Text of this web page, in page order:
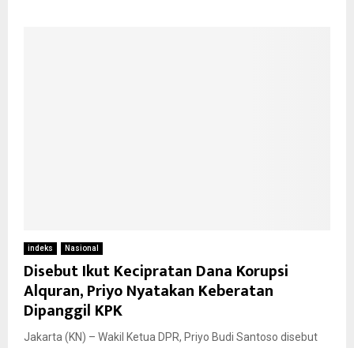
indeks Nasional
Disebut Ikut Kecipratan Dana Korupsi
Alquran, Priyo Nyatakan Keberatan
Dipanggil KPK
Jakarta (KN) – Wakil Ketua DPR, Priyo Budi Santoso disebut